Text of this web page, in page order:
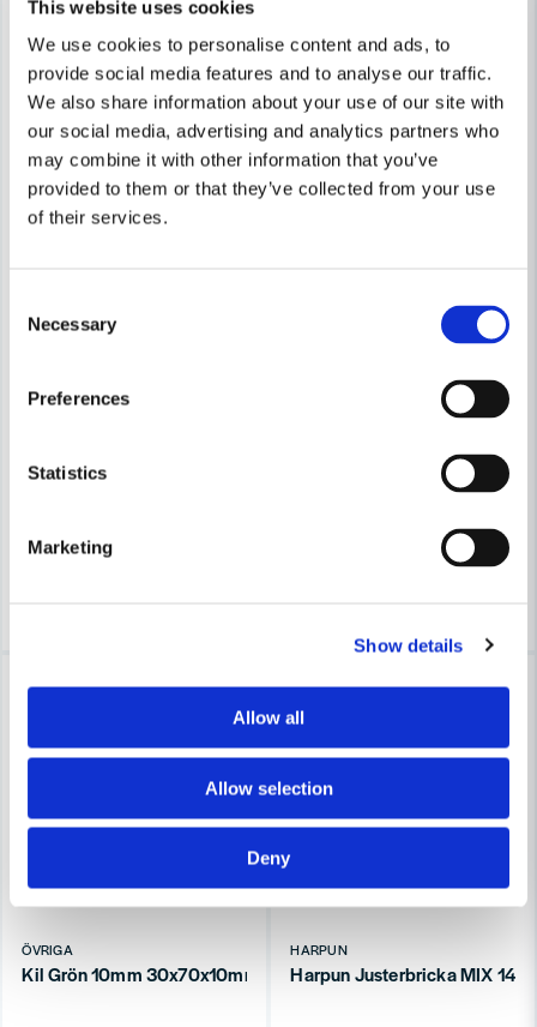
This website uses cookies
We use cookies to personalise content and ads, to
provide social media features and to analyse our traffic.
We also share information about your use of our site with
our social media, advertising and analytics partners who
may combine it with other information that you’ve
provided to them or that they’ve collected from your use
of their services.
Selection
Necessary
Preferences
Statistics
Marketing
Show details
Allow all
Allow selection
Deny
HARPUN
3-7 arbetsdagar
PALLBRICKA GRÖN 5MM
ÖVRIGA
Kil Grön 10mm 30x70x10mm (1000st/frp)
-18%
HARPUN
Harpun Justerbricka MIX
-36%